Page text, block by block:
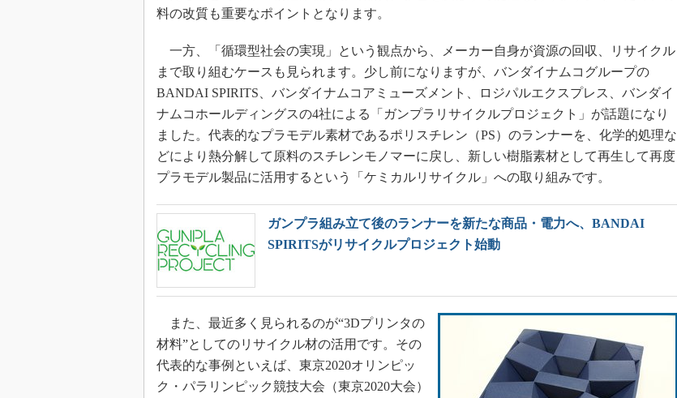
料の改質も重要なポイントとなります。
一方、「循環型社会の実現」という観点から、メーカー自身が資源の回収、リサイクル
まで取り組むケースも見られます。少し前になりますが、バンダイナムコグループの
BANDAI SPIRITS、バンダイナムコアミューズメント、ロジパルエクスプレス、バンダイ
ナムコホールディングスの4社による「ガンプラリサイクルプロジェクト」が話題になり
ました。代表的なプラモデル素材であるポリスチレン（PS）のランナーを、化学的処理な
どにより熱分解して原料のスチレンモノマーに戻し、新しい樹脂素材として再生して再度
プラモデル製品に活用するという「ケミカルリサイクル」への取り組みです。
ガンプラ組み立て後のランナーを新たな商品・電力へ、BANDAI
SPIRITSがリサイクルプロジェクト始動
また、最近多く見られるのが“3Dプリンタの
材料”としてのリサイクル材の活用です。その
代表的な事例といえば、東京2020オリンピッ
ク・パラリンピック競技大会（東京2020大会）